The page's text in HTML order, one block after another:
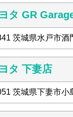
タ GR
茨城県水戸市酒
タ 下妻店
茨城県下妻市小